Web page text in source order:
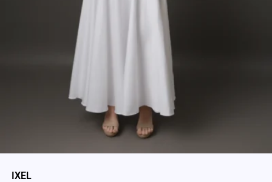
IXEL